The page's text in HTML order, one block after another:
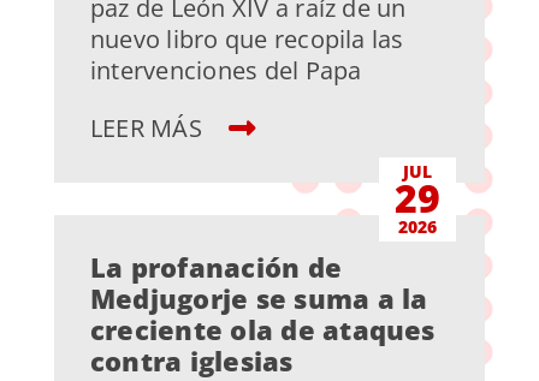
paz de León XIV a raíz de un
nuevo libro que recopila las
intervenciones del Papa
LEER MÁS
JUL
29
2026
La profanación de
Medjugorje se suma a la
creciente ola de ataques
contra iglesias